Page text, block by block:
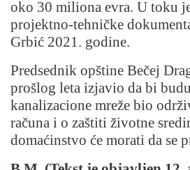
oko 30 miliona evra. U toku
projektno-tehničke
Grbić 2021. godine.
Predsednik opštine Bečej
prošlog leta izjavio da bi
kanalizacione mreže bio
računa i o zaštiti životne
domaćinstvo će morati da se